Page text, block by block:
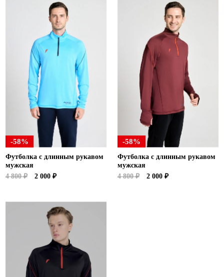
-58%
Футболка с длинным рукавом
мужская
4 800 ₽
2 000 ₽
-58%
Футболка с длинным рукавом
мужская
4 800 ₽
2 000 ₽